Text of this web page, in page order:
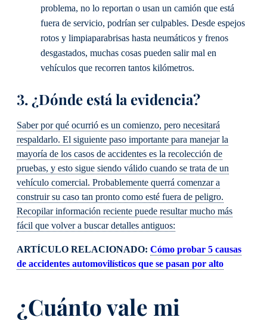
problema, no lo reportan o usan un camión que está
fuera de servicio, podrían ser culpables. Desde espejos
rotos y limpiaparabrisas hasta neumáticos y frenos
desgastados, muchas cosas pueden salir mal en
vehículos que recorren tantos kilómetros.
3. ¿Dónde está la evidencia?
Saber por qué ocurrió es un comienzo, pero necesitará
respaldarlo. El siguiente paso importante para manejar la
mayoría de los casos de accidentes es la recolección de
pruebas, y esto sigue siendo válido cuando se trata de un
vehículo comercial. Probablemente querrá comenzar a
construir su caso tan pronto como esté fuera de peligro.
Recopilar información reciente puede resultar mucho más
fácil que volver a buscar detalles antiguos:
ARTÍCULO RELACIONADO: Cómo probar 5 causas
de accidentes automovilísticos que se pasan por alto
¿Cuánto vale mi